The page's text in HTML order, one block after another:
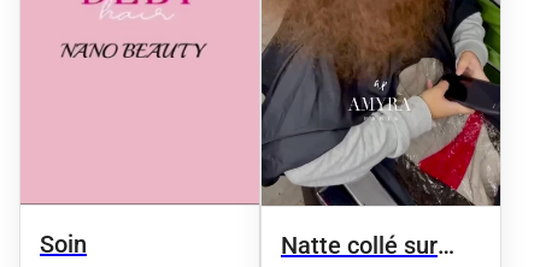
Soin
Natte collé sur